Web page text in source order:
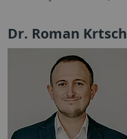
Dr. Roman Krtsch